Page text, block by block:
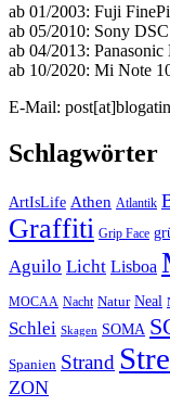
ab 01/2003: Fuji
ab 05/2010: Sony
ab 04/2013:
ab 10/2020: Mi Note
E-Mail:
Schlagwörter
ArtIsLife Athen Atlantik
Graffiti Grip Face
Aguilo Licht Lisboa
MOCAA Nacht Natur Neal
Schlei Skagen SOMA
Spanien Strand
ZON